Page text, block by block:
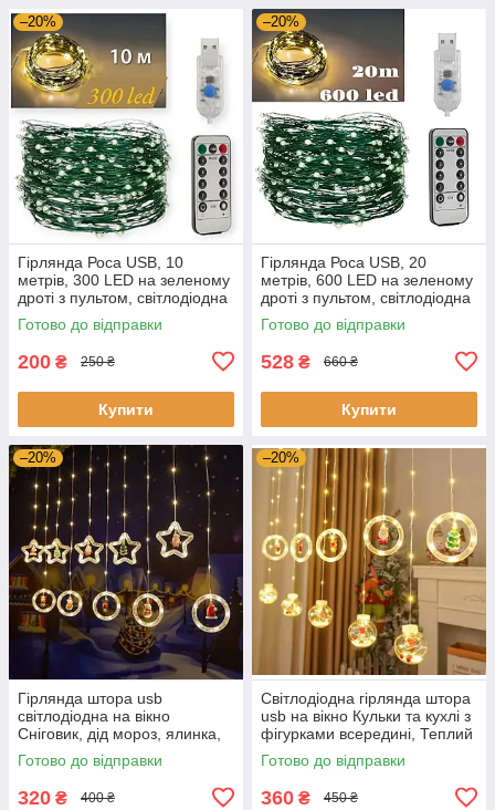
–20%
Гірлянда Роса USB, 10
метрів, 300 LED на зеленому
дроті з пультом, світлодіодна
гірлянда для ялинки
Готово до відправки
200 ₴ 250 ₴
Купити
–20%
Гірлянда Роса USB, 20
метрів, 600 LED на зеленому
дроті з пультом, світлодіодна
гірлянда для ялинки
Готово до відправки
528 ₴ 660 ₴
Купити
–20%
Гірлянда штора usb
світлодіодна на вікно
Сніговик, дід мороз, ялинка,
олень, шапка в фігурках 3*1
метр
Готово до відправки
320 ₴ 400 ₴
–20%
Світлодіодна гірлянда штора
usb на вікно Кульки та кухлі з
фігурками всередині, Теплий
білий, Фігурні гірлянди
Готово до відправки
360 ₴ 450 ₴